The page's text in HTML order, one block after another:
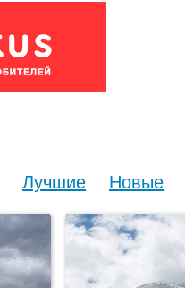
Лучшие Новые